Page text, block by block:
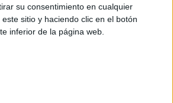
su consentimiento en cualquier
sitio y haciendo clic en el botón
inferior de la página web.
o una operación matemática.
deberán unir las piezas del
a medida que resuelven las